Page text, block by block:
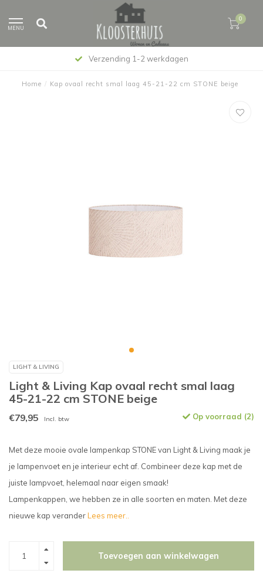
MENU
0
Verzending 1-2 werkdagen
Home / Kap ovaal recht smal laag 45-21-22 cm STONE beige
LIGHT & LIVING
Light & Living Kap ovaal recht smal laag
45-21-22 cm STONE beige
€79,95 Incl. btw Op voorraad (2)
Met deze mooie ovale lampenkap STONE van Light & Living maak je
je lampenvoet en je interieur echt af. Combineer deze kap met de
juiste lampvoet, helemaal naar eigen smaak!
Lampenkappen, we hebben ze in alle soorten en maten. Met deze
nieuwe kap veranderLees meer..
Toevoegen aan winkelwagen